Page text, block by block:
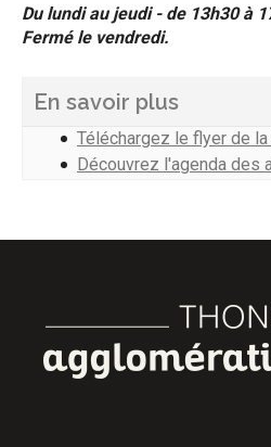
Du lundi au jeudi - de 13h30 à
Fermé le vendredi.
En savoir plus
Téléchargez le flyer de
Découvrez l'agenda des